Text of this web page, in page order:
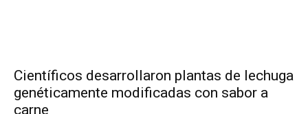
Científicos desarrollaron plantas de lechuga
genéticamente modificadas con sabor a
carne